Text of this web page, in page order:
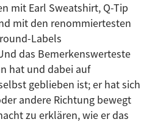
mit Earl Sweatshirt, Q-Tip
mit den renommiertesten
Labels
das Bemerkenswerteste
hat und dabei auf
geblieben ist; er hat sich
andere Richtung bewegt
zu erklären, wie er das